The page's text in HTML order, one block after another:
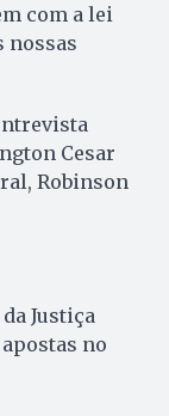
com a lei
nossas
Cesar
Robinson
Justiça
no